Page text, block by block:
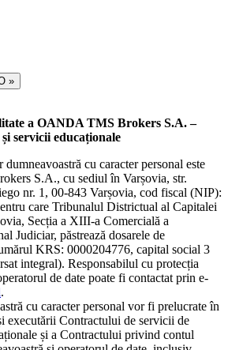
»
a OANDA TMS Brokers S.A. –
servicii educaționale
cu caracter personal este
S.A., cu sediul în Varșovia, str.
nr. 1, 00-843 Varșovia, cod fiscal (NIP):
care Tribunalul Districtual al Capitalei
Secția a XIII-a Comercială a
Judiciar, păstrează dosarele de
KRS: 0000204776, capital social 3
integral). Responsabilul cu protecția
de date poate fi contactat prin e-
.
cu caracter personal vor fi prelucrate în
executării Contractului de servicii de
și a Contractului privind contul